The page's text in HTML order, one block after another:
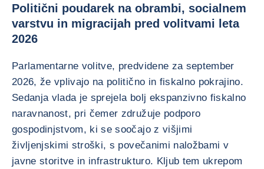
Politični poudarek na obrambi, socialnem
varstvu in migracijah pred volitvami leta
2026
Parlamentarne volitve, predvidene za september
2026, že vplivajo na politično in fiskalno pokrajino.
Sedanja vlada je sprejela bolj ekspanzivno fiskalno
naravnanost, pri čemer združuje podporo
gospodinjstvom, ki se soočajo z višjimi
življenjskimi stroški, s povečanimi naložbami v
javne storitve in infrastrukturo. Kljub tem ukrepom